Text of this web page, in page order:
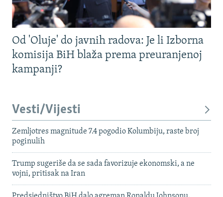
Od 'Oluje' do javnih radova: Je li Izborna
komisija BiH blaža prema preuranjenoj
kampanji?
Vesti/Vijesti
Zemljotres magnitude 7.4 pogodio Kolumbiju, raste broj
poginulih
Trump sugeriše da se sada favorizuje ekonomski, a ne
vojni, pritisak na Iran